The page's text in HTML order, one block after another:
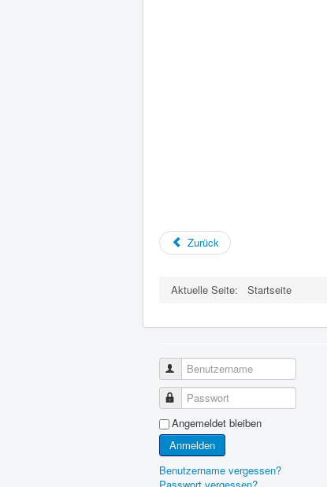
Zurück
Aktuelle Seite: Startseite
Benutzername
Passwort
Angemeldet bleiben
Anmelden
Benutzername vergessen?
Passwort vergessen?